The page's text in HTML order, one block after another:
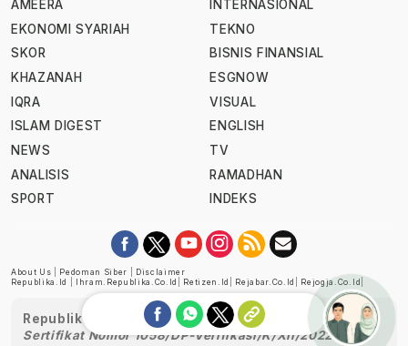
AMEERA
EKONOMI SYARIAH
SKOR
KHAZANAH
IQRA
ISLAM DIGEST
NEWS
ANALISIS
SPORT
INTERNASIONAL
TEKNO
BISNIS FINANSIAL
ESGNOW
VISUAL
ENGLISH
TV
RAMADHAN
INDEKS
About Us Pedoman Siber
Disclaimer
Republika.id
Ihram.republika.co.id Retizen.id Rejabar.co.id Rejogja.co.id
Republika telah diverifikasi oleh Dewan Pers
Sertifikat Nomor 1058/DP-Verifikasi/K/XII/2022